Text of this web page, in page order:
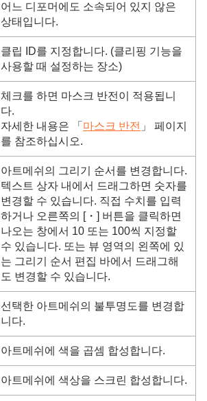
어느 디포머에도 소속되어 있지 않은
상태입니다.
클립 ID를 지정합니다. (클리핑 기능을
사용할 때 설정하는 장소)
체크를 하면 마스크 반전이 적용됩니
다.
자세한 내용은 「 마스크 반전 」 페이지
를 참조하십시오.
아트메쉬의 그리기 순서를 변경합니다.
텍스트 상자 내에서 드래그하면 숫자를
변경할 수 있습니다. 직접 수치를 입력
하거나 오른쪽의 [・] 버튼을 클릭하면
나오는 창에서 10 또는 100씩 지정할
수 있습니다. 또는 뷰 영역의 왼쪽에 있
는 그리기 순서 편집 바에서 드래그해
도 변경할 수 있습니다.
선택한 아트메쉬의 불투명도를 변경합
니다.
아트메쉬에 색을 곱셈 합성합니다.
아트메쉬에 색상을 스크린 합성합니다.